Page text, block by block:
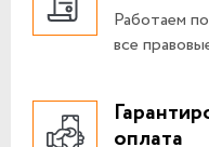
Работаем
все
оплата